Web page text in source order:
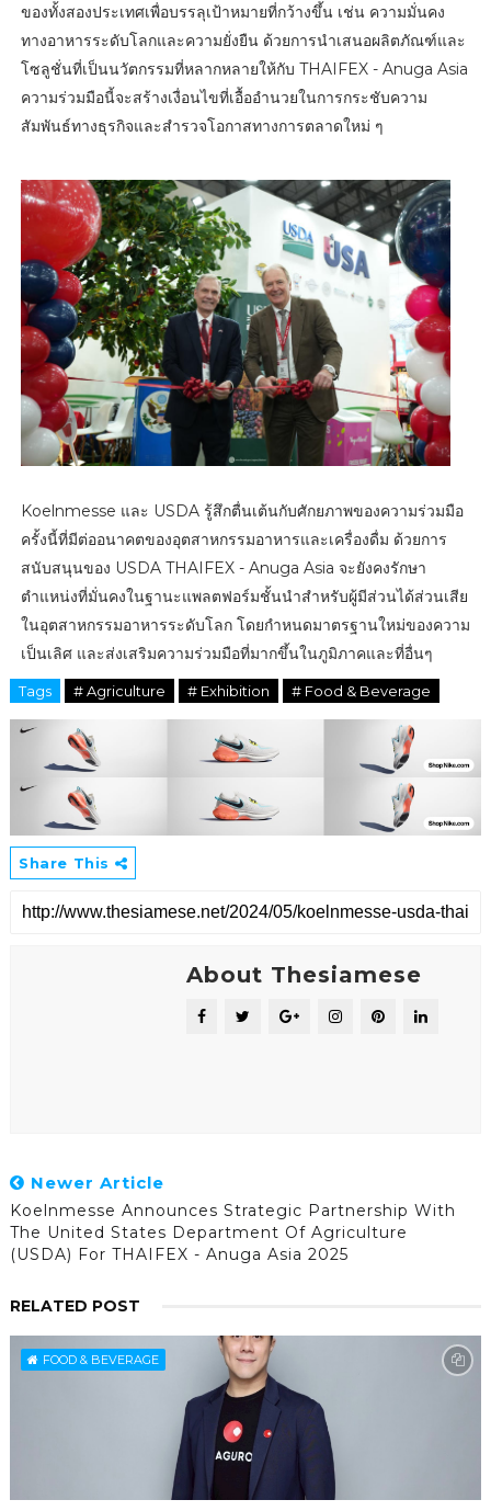
ของทั้งสองประเทศเพื่อบรรลุเป้าหมายที่กว้างขึ้น เช่น ความมั่นคง
ทางอาหารระดับโลกและความยั่งยืน ด้วยการนำเสนอผลิตภัณฑ์และ
โซลูชั่นที่เป็นนวัตกรรมที่หลากหลายให้กับ THAIFEX - Anuga Asia
ความร่วมมือนี้จะสร้างเงื่อนไขที่เอื้ออำนวยในการกระชับความ
สัมพันธ์ทางธุรกิจและสำรวจโอกาสทางการตลาดใหม่ ๆ
Koelnmesse และ USDA รู้สึกตื่นเต้นกับศักยภาพของความร่วมมือ
ครั้งนี้ที่มีต่ออนาคตของอุตสาหกรรมอาหารและเครื่องดื่ม ด้วยการ
สนับสนุนของ USDA THAIFEX - Anuga Asia จะยังคงรักษา
ตำแหน่งที่มั่นคงในฐานะแพลตฟอร์มชั้นนำสำหรับผู้มีส่วนได้ส่วนเสีย
ในอุตสาหกรรมอาหารระดับโลก โดยกำหนดมาตรฐานใหม่ของความ
เป็นเลิศ และส่งเสริมความร่วมมือที่มากขึ้นในภูมิภาคและที่อื่นๆ
Tags # Agriculture # Exhibition # Food & Beverage
Share This
About Thesiamese
Newer Article
Koelnmesse Announces Strategic Partnership With
The United States Department Of Agriculture
(USDA) For THAIFEX - Anuga Asia 2025
RELATED POST
FOOD & BEVERAGE